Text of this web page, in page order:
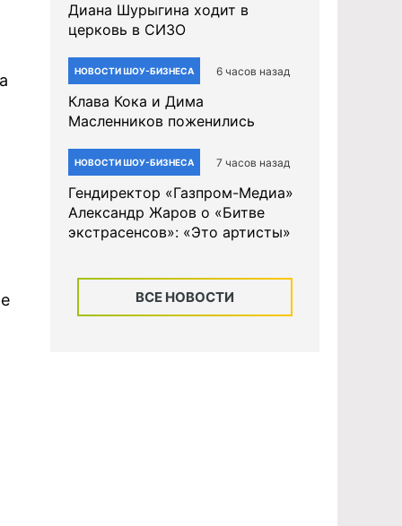
Диана Шурыгина ходит в
церковь в СИЗО
НОВОСТИ ШОУ-БИЗНЕСА 6 часов назад
Клава Кока и Дима
Масленников поженились
НОВОСТИ ШОУ-БИЗНЕСА 7 часов назад
Гендиректор «Газпром-Медиа»
Александр Жаров о «Битве
экстрасенсов»: «Это артисты»
ВСЕ НОВОСТИ